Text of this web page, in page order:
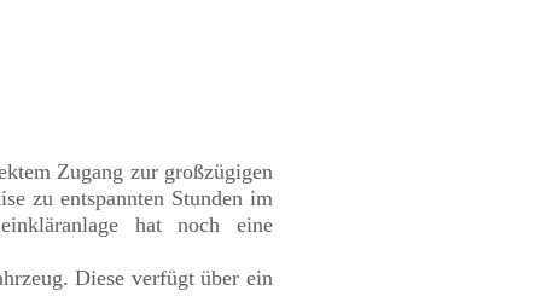
Zugang zur großzügigen
zu entspannten Stunden im
hat noch eine
Diese verfügt über ein